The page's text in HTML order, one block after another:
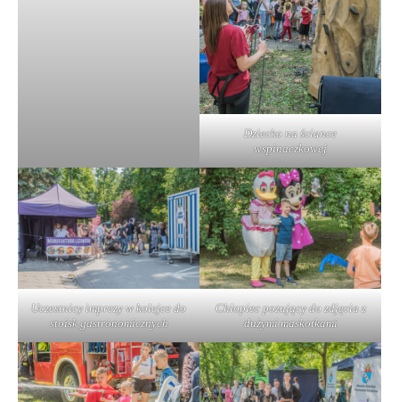
Dziecko na ściance
wspinaczkowej
Uczestnicy imprezy w kolejce do
stoisk gastronomicznych
Chłopiec pozujący do zdjęcia z
dużymi maskotkami